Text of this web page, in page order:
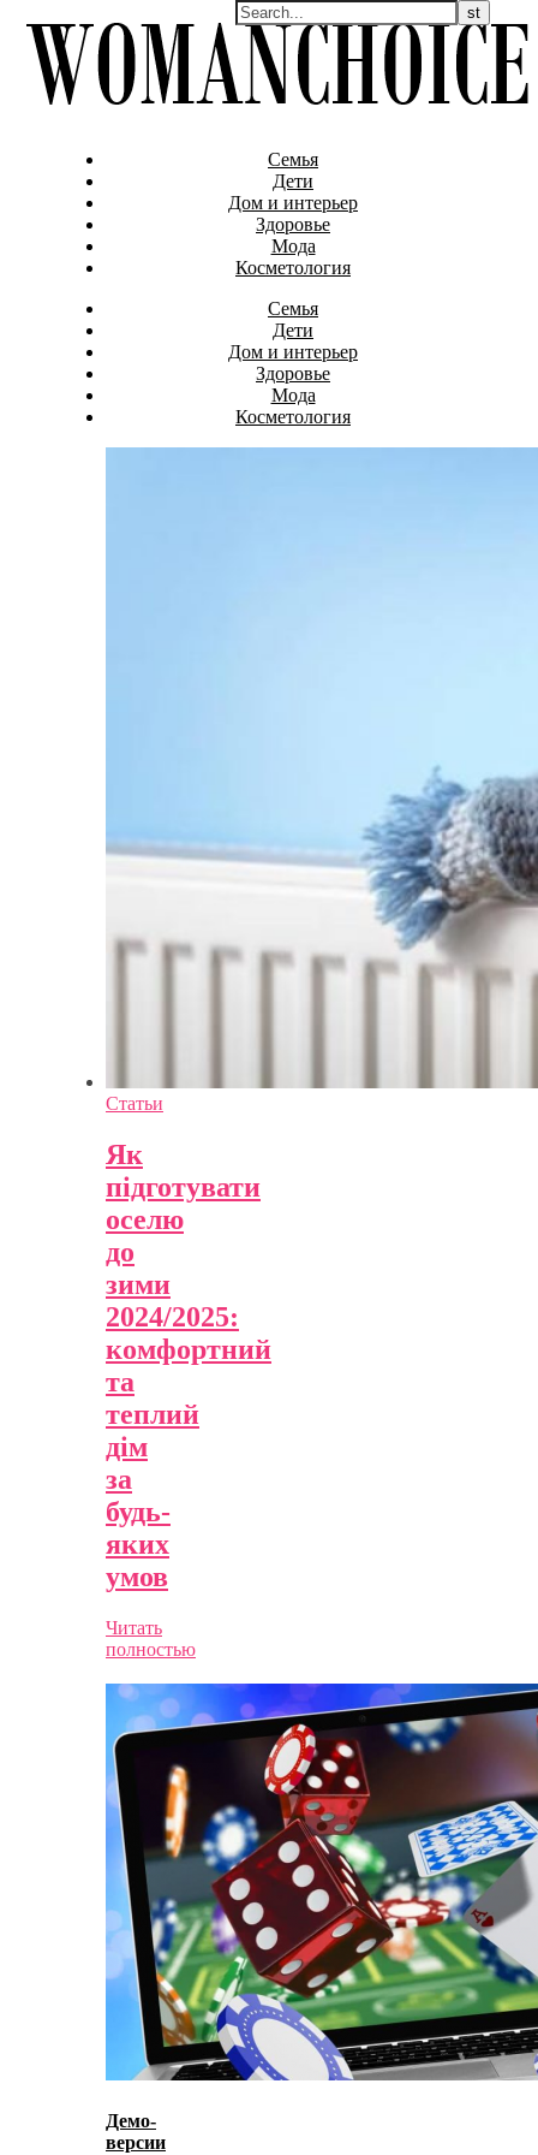
Семья
Дети
Дом и интерьер
Здоровье
Мода
Косметология
Семья
Дети
Дом и интерьер
Здоровье
Мода
Косметология
Статьи
Як
підготувати
оселю
до
зими
2024/2025:
комфортний
та
теплий
дім
за
будь-
яких
умов
Читать
полностью
Демо-
версии